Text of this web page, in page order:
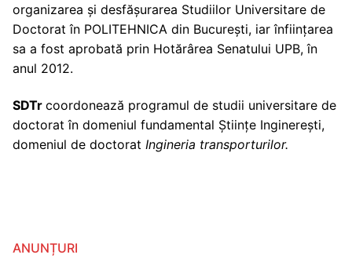
organizarea și desfășurarea Studiilor Universitare de
Doctorat în POLITEHNICA din București, iar înființarea
sa a fost aprobată prin Hotărârea Senatului UPB, în
anul 2012.
SDTr coordonează programul de studii universitare de
doctorat în domeniul fundamental Științe Inginerești,
domeniul de doctorat Ingineria transporturilor.
ANUNȚURI